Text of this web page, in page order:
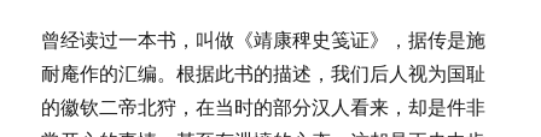
曾经读过一本书，叫做《靖康稗史笺证》，据传是施
耐庵作的汇编。根据此书的描述，我们后人视为国耻
的徽钦二帝北狩，在当时的部分汉人看来，却是件非